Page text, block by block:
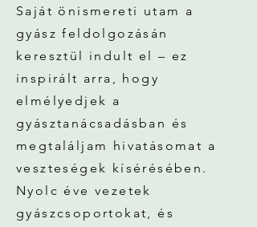
Saját önismereti utam a
gyász feldolgozásán
keresztül indult el – ez
inspirált arra, hogy
elmélyedjek a
gyásztanácsadásban és
megtaláljam hivatásomat a
veszteségek kísérésében.
Nyolc éve vezetek
gyászcsoportokat, és